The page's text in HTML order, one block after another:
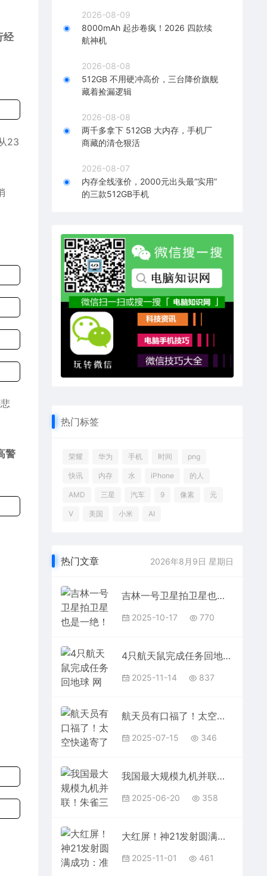
经
23
警
2026-08-09
8000mAh 起步卷疯！2026 四款续
航神机
2026-08-08
512GB 不用硬冲高价，三台降价旗舰
藏着捡漏逻辑
2026-08-08
两千多拿下 512GB 大内存，手机厂
商藏的清仓狠活
2026-08-07
内存全线涨价，2000元出头最“实用”
的三款512GB手机
热门标签
荣耀 华为 手机 时间 png
快讯 内存 水 iPhone 的人
AMD 三星 汽车 9 像素 元
V 美国 小米 AI
热门文章 2026年8月9日 星期日
吉林一号卫星拍卫星也是一绝！看这四张神奇的“太空照”
2025-10-17 770
4只航天鼠完成任务回地球 网友：鼠鼠我啊回地球了
2025-11-14 837
航天员有口福了！太空快递寄了麻婆豆腐、番茄鸡蛋等国民菜
2025-07-15 346
我国最大规模九机并联！朱雀三号可复用火箭一级地面点火成功
2025-06-20 358
大红屏！神21发射圆满成功：准确进入预定轨道
2025-11-01 461